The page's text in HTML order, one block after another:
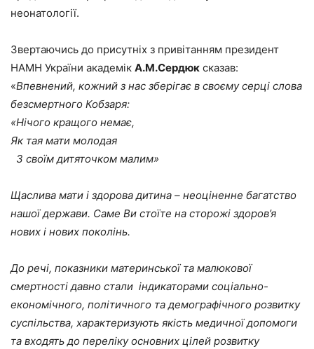
неонатології.
Звертаючись до присутніх з привітанням президент
НАМН України академік А.М.Сердюк сказав:
«Впевнений, кожний з нас зберігає в своєму серці слова
безсмертного Кобзаря:
«Нічого кращого немає,
Як тая мати молодая
З своїм дитяточком малим»
Щаслива мати і здорова дитина – неоціненне багатство
нашої держави. Саме Ви стоїте на сторожі здоров’я
нових і нових поколінь.
До речі, показники материнської та малюкової
смертності давно стали індикаторами соціально-
економічного, політичного та демографічного розвитку
суспільства, характеризують якість медичної допомоги
та входять до переліку основних цілей розвитку